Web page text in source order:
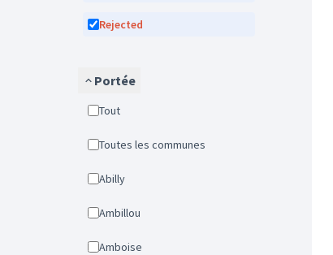
Rejected
Portée
Tout
Toutes les communes
Abilly
Ambillou
Amboise